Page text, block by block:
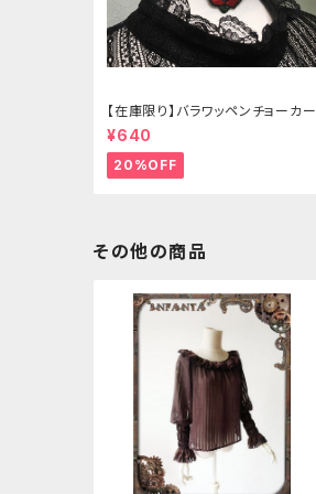
【在庫限り】バラワッペンチョーカー
¥640
20%OFF
その他の商品